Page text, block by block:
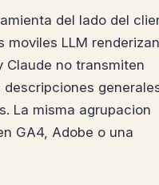
del lado del
LLM
Claude no transmiten
La misma agrupacion
GA4, Adobe o una